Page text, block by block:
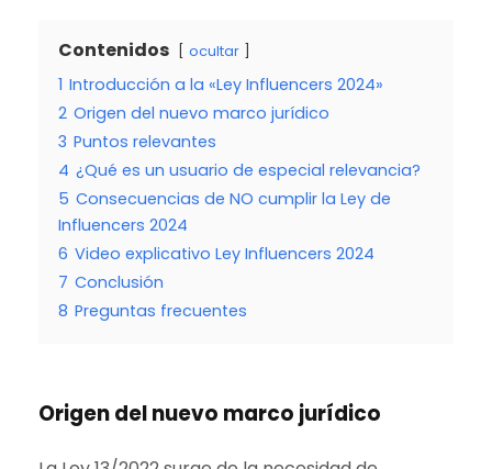
Contenidos ocultar
1 Introducción a la «Ley Influencers 2024»
2 Origen del nuevo marco jurídico
3 Puntos relevantes
4 ¿Qué es un usuario de especial relevancia?
5 Consecuencias de NO cumplir la Ley de
Influencers 2024
6 Video explicativo Ley Influencers 2024
7 Conclusión
8 Preguntas frecuentes
Origen del nuevo marco jurídico